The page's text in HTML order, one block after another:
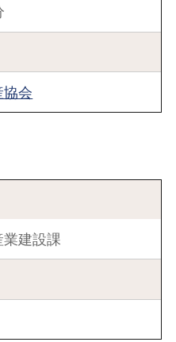
協会
建設課